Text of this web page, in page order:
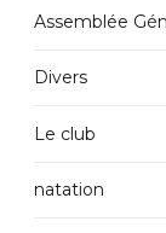
Assemblée
Divers
Le club
natation